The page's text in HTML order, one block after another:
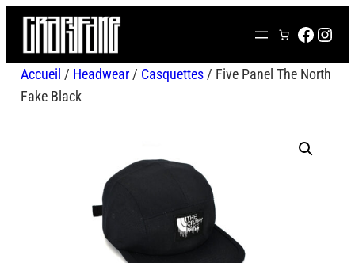
Aller
contenu
Accueil / Headwear/ Casquettes/ Five Panel The North
Fake Black